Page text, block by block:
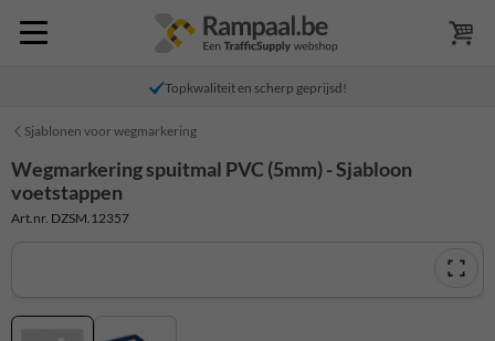
Topkwaliteit en scherp geprijsd!
Sjablonen voor wegmarkering
Wegmarkering spuitmal PVC (5mm) - Sjabloon
voetstappen
Art.nr. DZSM.12357